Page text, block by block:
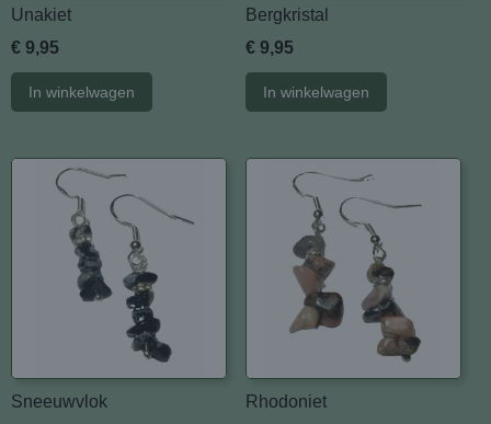
Unakiet
€ 9,95
In winkelwagen
Bergkristal
€ 9,95
In winkelwagen
Sneeuwvlok
Rhodoniet